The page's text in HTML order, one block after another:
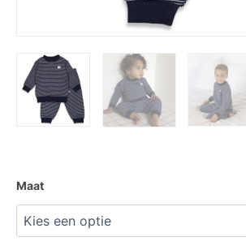
Maat
3055561
80